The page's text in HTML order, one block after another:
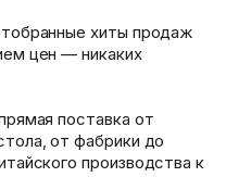
хиты продаж
цен — никаких
поставка от
от фабрики до
производства к